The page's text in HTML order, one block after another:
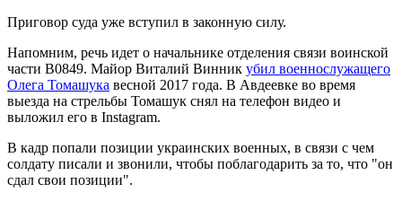
Приговор суда уже вступил в законную силу.
Напомним, речь идет о начальнике отделения связи воинской
части В0849. Майор Виталий Винник убил военнослужащего
Олега Томашука весной 2017 года. В Авдеевке во время
выезда на стрельбы Томашук снял на телефон видео и
выложил его в Instagram.
В кадр попали позиции украинских военных, в связи с чем
солдату писали и звонили, чтобы поблагодарить за то, что "он
сдал свои позиции".